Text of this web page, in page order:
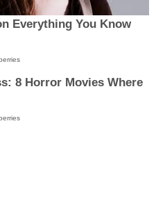
Everything You Know
8 Horror Movies Where